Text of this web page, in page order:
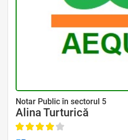
Notar Public în sectorul 5
Alina Turturică